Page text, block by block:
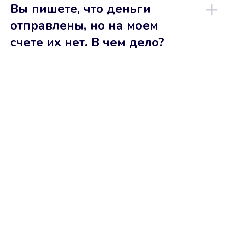
Вы пишете, что деньги
отправлены, но на моем
счете их нет. В чем дело?